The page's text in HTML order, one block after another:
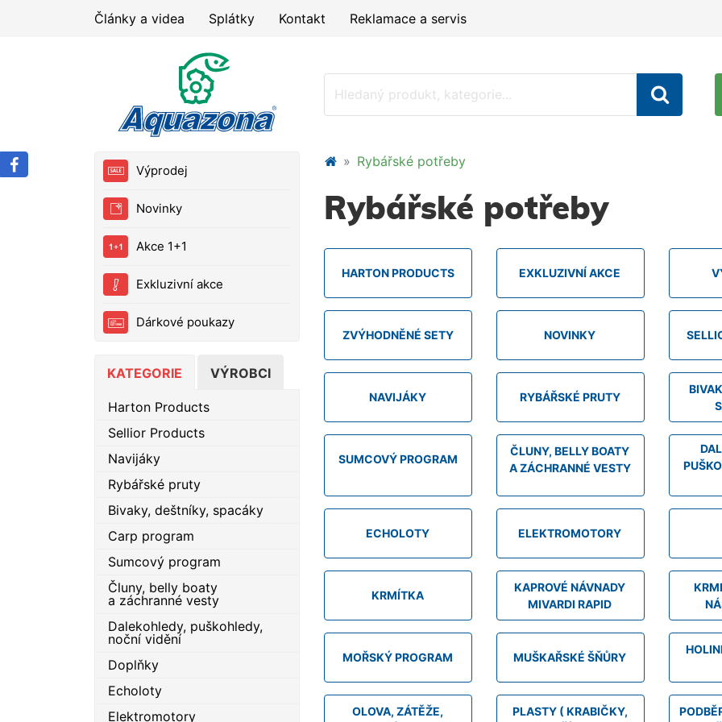
Články a videa Splátky Kontakt Reklamace a servis
Výprodej
Novinky
Akce 1+1
Exkluzivní akce
Dárkové poukazy
KATEGORIE VÝROBCI
Harton Products
Sellior Products
Navijáky
Rybářské pruty
Bivaky, deštníky, spacáky
Carp program
Sumcový program
Čluny, belly boaty
a záchranné vesty
Dalekohledy, puškohledy,
noční vidění
Doplňky
Echoloty
Elektromotory
Rybářské potřeby
Rybářské potřeby
HARTON PRODUCTS EXKLUZIVNÍ AKCE
ZVÝHODNĚNÉ SETY NOVINKY
NAVIJÁKY RYBÁŘSKÉ PRUTY
SUMCOVÝ PROGRAM
ČLUNY, BELLY BOATY
A ZÁCHRANNÉ VESTY
ECHOLOTY ELEKTROMOTORY
KRMÍTKA
KAPROVÉ NÁVNADY
MIVARDI RAPID
MOŘSKÝ PROGRAM MUŠKAŘSKÉ ŠŇŮRY
OLOVA, ZÁTĚŽE,
PLASTY ( KRABIČKY,